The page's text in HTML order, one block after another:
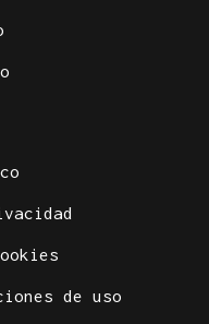
de uso